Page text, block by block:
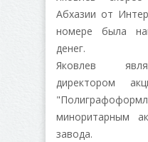
Абхазии от
номере была
денег.
Яковлев
директором
миноритарным
завода.